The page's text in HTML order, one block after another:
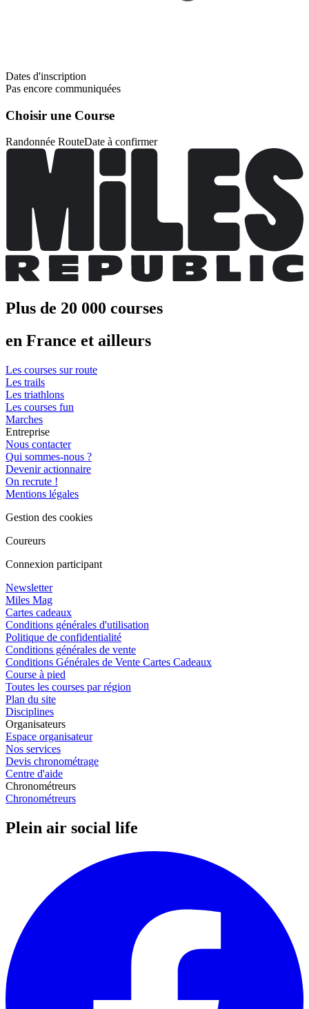
Dates d'inscription
Pas encore communiquées
Choisir une Course
Randonnée RouteDate à confirmer
Plus de 20 000 courses
en France et ailleurs
Les courses sur route
Les trails
Les triathlons
Les courses fun
Marches
Entreprise
Nous contacter
Qui sommes-nous ?
Devenir actionnaire
On recrute !
Mentions légales
Gestion des cookies
Coureurs
Connexion participant
Newsletter
Miles Mag
Cartes cadeaux
Conditions générales d'utilisation
Politique de confidentialité
Conditions générales de vente
Conditions Générales de Vente Cartes Cadeaux
Course à pied
Toutes les courses par région
Plan du site
Disciplines
Organisateurs
Espace organisateur
Nos services
Devis chronométrage
Centre d'aide
Chronométreurs
Chronométreurs
Plein air social life